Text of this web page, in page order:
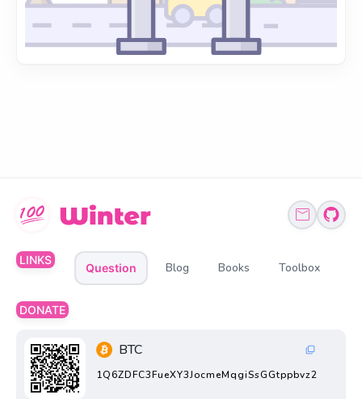
LINKS
Question Blog Books Toolbox
DONATE
BTC
1Q6ZDFC3FueXY3JocmeMqgiSsGGtppbvz2